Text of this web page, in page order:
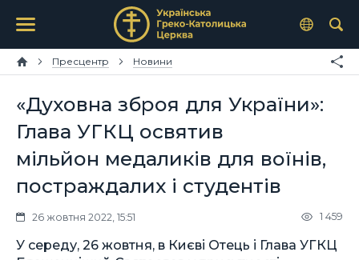
Пресцентр Новини
«Духовна зброя для України»:
Глава УГКЦ освятив
мільйон медаликів для воїнів,
постраждалих і студентів
26 жовтня 2022, 15:51 1 459
У середу, 26 жовтня, в Києві Отець і Глава УГКЦ